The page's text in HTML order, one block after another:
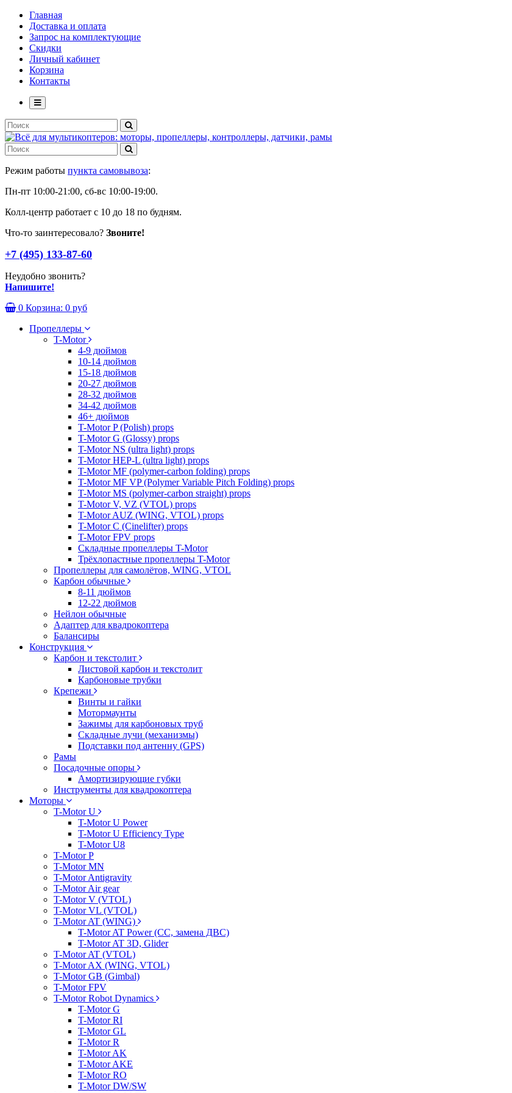
Главная
Доставка и оплата
Запрос на комплектующие
Скидки
Личный кабинет
Корзина
Контакты
Режим работы пункта самовывоза:
Пн-пт 10:00-21:00, сб-вс 10:00-19:00.
Колл-центр работает с 10 до 18 по будням.
Что-то заинтересовало? Звоните!
+7 (495) 133-87-60
Неудобно звонить?
Напишите!
0 Корзина: 0 руб
Пропеллеры
T-Motor
4-9 дюймов
10-14 дюймов
15-18 дюймов
20-27 дюймов
28-32 дюймов
34-42 дюймов
46+ дюймов
T-Motor P (Polish) props
T-Motor G (Glossy) props
T-Motor NS (ultra light) props
T-Motor HEP-L (ultra light) props
T-Motor MF (polymer-carbon folding) props
T-Motor MF VP (Polymer Variable Pitch Folding) props
T-Motor MS (polymer-carbon straight) props
T-Motor V, VZ (VTOL) props
T-Motor AUZ (WING, VTOL) props
T-Motor C (Cinelifter) props
T-Motor FPV props
Складные пропеллеры T-Motor
Трёхлопастные пропеллеры T-Motor
Пропеллеры для самолётов, WING, VTOL
Карбон обычные
8-11 дюймов
12-22 дюймов
Нейлон обычные
Адаптер для квадрокоптера
Балансиры
Конструкция
Карбон и текстолит
Листовой карбон и текстолит
Карбоновые трубки
Крепежи
Винты и гайки
Мотормаунты
Зажимы для карбоновых труб
Складные лучи (механизмы)
Подставки под антенну (GPS)
Рамы
Посадочные опоры
Амортизирующие губки
Инструменты для квадрокоптера
Моторы
T-Motor U
T-Motor U Power
T-Motor U Efficiency Type
T-Motor U8
T-Motor P
T-Motor MN
T-Motor Antigravity
T-Motor Air gear
T-Motor V (VTOL)
T-Motor VL (VTOL)
T-Motor AT (WING)
T-Motor AT Power (CC, замена ДВС)
T-Motor AT 3D, Glider
T-Motor AT (VTOL)
T-Motor AX (WING, VTOL)
T-Motor GB (Gimbal)
T-Motor FPV
T-Motor Robot Dynamics
T-Motor G
T-Motor RI
T-Motor GL
T-Motor R
T-Motor AK
T-Motor AKE
T-Motor RO
T-Motor DW/SW